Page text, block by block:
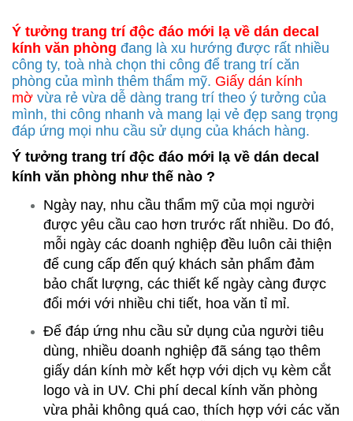
Ý tưởng trang trí độc đáo mới lạ về dán decal
kính văn phòng đang là xu hướng được rất nhiều
công ty, toà nhà chọn thi công để trang trí căn
phòng của mình thêm thẩm mỹ. Giấy dán kính
mờ vừa rẻ vừa dễ dàng trang trí theo ý tưởng của
mình, thi công nhanh và mang lại vẻ đẹp sang trọng
đáp ứng mọi nhu cầu sử dụng của khách hàng.
Ý tưởng trang trí độc đáo mới lạ về dán decal
kính văn phòng như thế nào ?
Ngày nay, nhu cầu thẩm mỹ của mọi người
được yêu cầu cao hơn trước rất nhiều. Do đó,
mỗi ngày các doanh nghiệp đều luôn cải thiện
để cung cấp đến quý khách sản phẩm đảm
bảo chất lượng, các thiết kế ngày càng được
đổi mới với nhiều chi tiết, hoa văn tỉ mỉ.
Để đáp ứng nhu cầu sử dụng của người tiêu
dùng, nhiều doanh nghiệp đã sáng tạo thêm
giấy dán kính mờ kết hợp với dịch vụ kèm cắt
logo và in UV. Chi phí decal kính văn phòng
vừa phải không quá cao, thích hợp với các văn